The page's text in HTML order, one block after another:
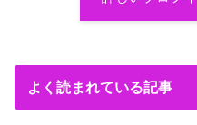
よく読まれている記事